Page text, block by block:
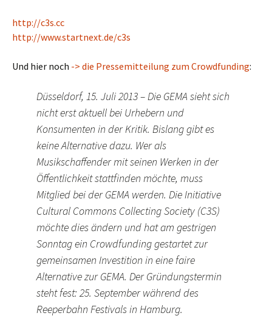
http://c3s.cc
http://www.startnext.de/c3s
Und hier noch -> die Pressemitteilung zum Crowdfunding:
Düsseldorf, 15. Juli 2013 – Die GEMA sieht sich
nicht erst aktuell bei Urhebern und
Konsumenten in der Kritik. Bislang gibt es
keine Alternative dazu. Wer als
Musikschaffender mit seinen Werken in der
Öffentlichkeit stattfinden möchte, muss
Mitglied bei der GEMA werden. Die Initiative
Cultural Commons Collecting Society (C3S)
möchte dies ändern und hat am gestrigen
Sonntag ein Crowdfunding gestartet zur
gemeinsamen Investition in eine faire
Alternative zur GEMA. Der Gründungstermin
steht fest: 25. September während des
Reeperbahn Festivals in Hamburg.